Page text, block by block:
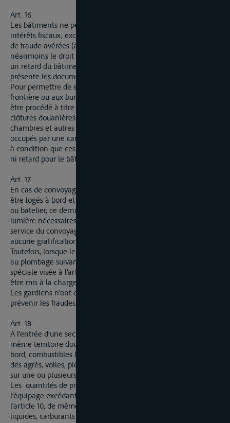
Art. 16.
Les bâtiments ne peuvent être arrêtés en cours de route pour
intérêts fiscaux, excepté dans le cas de fraude ou de tentative
de fraude avérées (article 22). L’autorité douanière a
néanmoins le droit d’exiger, sans qu’il en résulte un arrêt ou
un retard du bâtiment, que le capitaine ou batelier lui
présente les documents de douane requis.
Pour permettre de simplifier les opérations douanières à la
frontière ou aux bureaux intérieurs, il peut, en cours de route,
être procédé à titre complémentaire à une vérification des
clôtures douanières et à une visite des cabines, soutes,
chambres et autres espaces non occupés par la cargaison ou
occupés par une cargaison non placée sous clôture douanière,
à condition que ces vérification et visite n’entrainent ni arrêt,
ni retard pour le bâtiment.
Art. 17.
En cas de convoyage, les gardiens ont droit, gratuitement, à
être logés à bord et à prendre part à la nourriture du capitaine
ou batelier, ce dernier leur fournit à ses frais le feu et la
lumière nécessaires. Aucune redevance n’est due pour le
service du convoyage et il n’est permis aux gardiens d’accepter
aucune gratification.
Toutefois, lorsque le bâtiment n’est pas approprié à être soumis
au plombage suivant les dispositions de la convention
spéciale visée à l’article 27, les frais de convoyage peuvent
être mis à la charge du capitaine ou du batelier.
Les gardiens n’ont qu’un pouvoir de surveillance en vue de
prévenir les fraudes.
Art. 18.
A l’entrée d’une section dont les deux rives font partie du
même territoire douanier, la déclaration des provisions de
bord, combustibles liquides, carburants et lubrifiants, ainsi que
des agrès, voiles, pièces de rechange, etc. et leur inscription
sur une ou plusieurs listes peuvent être requises.
Les quantités de provisions destinées à la consommation de
l’équipage excédant celles qui sont visées à l’alinéa 2 de
l’article 10, de même que les quantités de combustibles
liquides, carburants et lubrifiants qui, d’après les constatations